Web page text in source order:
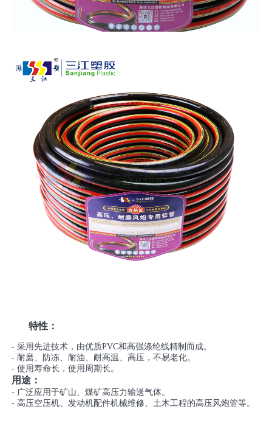
特性：
- 采用先进技术，由优质PVC和高强涤纶线精制而成。
- 耐磨、防冻、耐油、耐高温、高压，不易老化。
- 使用寿命长，使用周期长。
用途：
- 广泛应用于矿山、煤矿高压力输送气体。
- 高压空压机、发动机配件机械维修、土木工程的高压风炮管等。